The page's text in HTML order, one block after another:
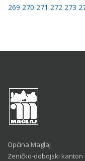
269 270 271 272 273
Općina Maglaj
Zeničko-dobojski kanton